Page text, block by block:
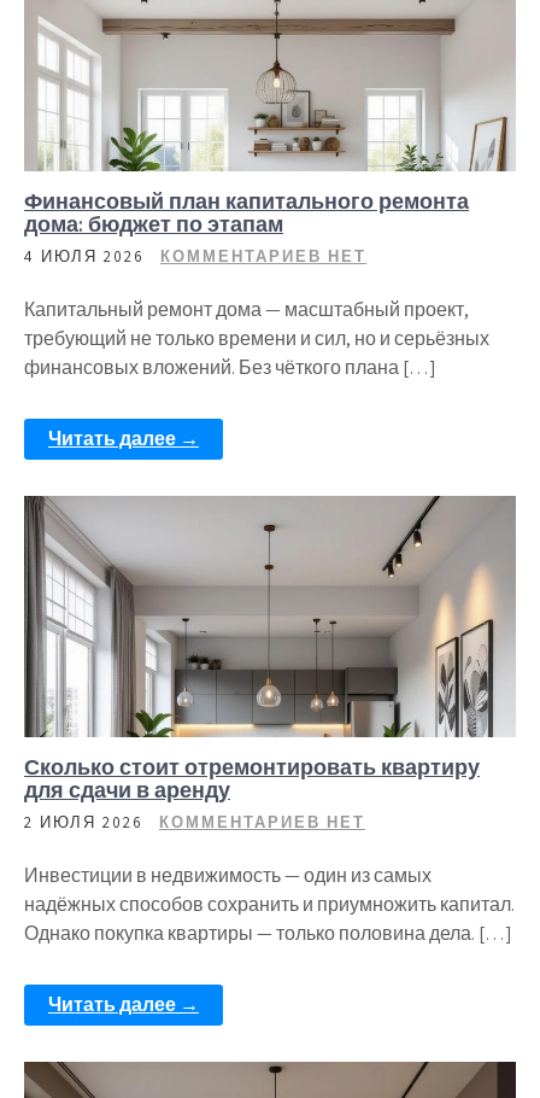
Финансовый план капитального ремонта
дома: бюджет по этапам
4 ИЮЛЯ 2026 КОММЕНТАРИЕВ НЕТ
Капитальный ремонт дома — масштабный проект,
требующий не только времени и сил, но и серьёзных
финансовых вложений. Без чёткого плана […]
Читать далее →
Сколько стоит отремонтировать квартиру
для сдачи в аренду
2 ИЮЛЯ 2026 КОММЕНТАРИЕВ НЕТ
Инвестиции в недвижимость — один из самых
надёжных способов сохранить и приумножить капитал.
Однако покупка квартиры — только половина дела. […]
Читать далее →